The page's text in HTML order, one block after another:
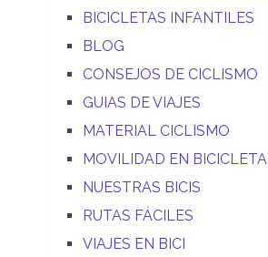
BICICLETAS INFANTILES
BLOG
CONSEJOS DE CICLISMO
GUIAS DE VIAJES
MATERIAL CICLISMO
MOVILIDAD EN BICICLETA
NUESTRAS BICIS
RUTAS FÁCILES
VIAJES EN BICI